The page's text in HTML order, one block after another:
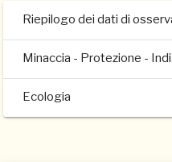
Riepilogo dei dati di
Minaccia - Protezione -
Ecologia